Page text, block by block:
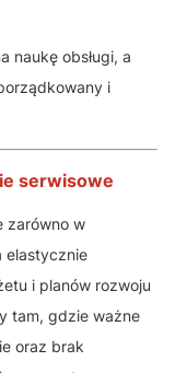
naukę obsługi, a
i
serwisowe
zarówno w
elastycznie
i planów rozwoju
tam, gdzie ważne
oraz brak